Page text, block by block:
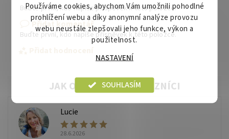
Buďte první, kdo napíše příspěvek k této položce.
Přidat komentář
Buďte první, kdo napíše příspěvek k této položce.
L
Lucie
28.6.2026
Používáme cookies, abychom Vám umožnili pohodlné
prohlížení webu a díky anonymní analýze provozu
webu neustále zlepšovali jeho funkce, výkon a
použitelnost.
NASTAVENÍ
SOUHLASÍM